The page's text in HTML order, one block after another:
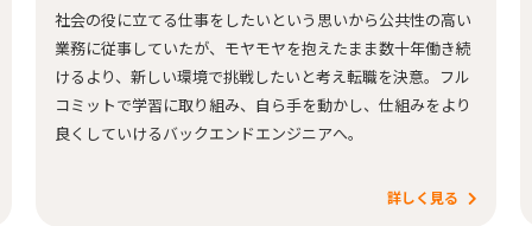
社会の役に立てる仕事をしたいという思いから公共性の高い
業務に従事していたが、モヤモヤを抱えたまま数十年働き続
けるより、新しい環境で挑戦したいと考え転職を決意。フル
コミットで学習に取り組み、自ら手を動かし、仕組みをより
良くしていけるバックエンドエンジニアへ。
詳しく見る